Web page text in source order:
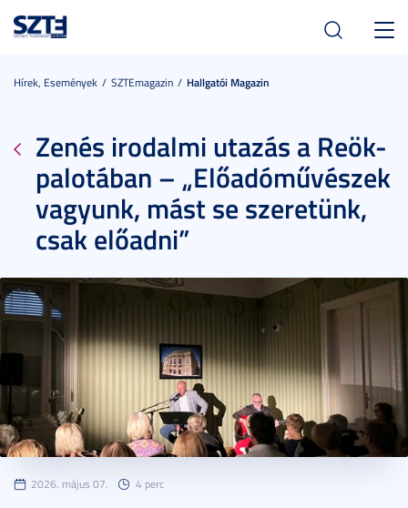
Hírek, Események SZTEmagazin Hallgatói Magazin
Zenés irodalmi utazás a Reök-
palotában – „Előadóművészek
vagyunk, mást se szeretünk,
csak előadni”
2026. május 07. 4 perc